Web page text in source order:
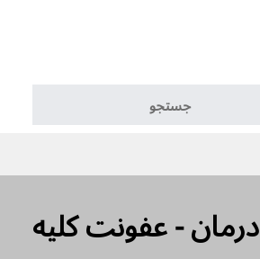
درمان - عفونت کلیه